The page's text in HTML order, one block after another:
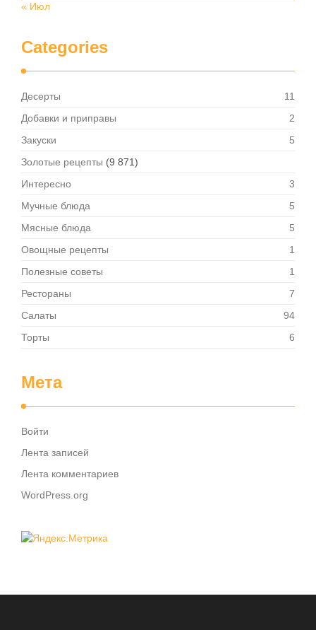
« Июл
Categories
Десерты
11
Добавки и приправы
2
Закуски
5
Золотые рецепты (9 871)
Интересно
3
Мучные блюда
5
Мясные блюда
5
Овощные рецепты
1
Полезные советы
1
Рестораны
7
Салаты
94
Торты
6
Мета
Войти
Лента записей
Лента комментариев
WordPress.org